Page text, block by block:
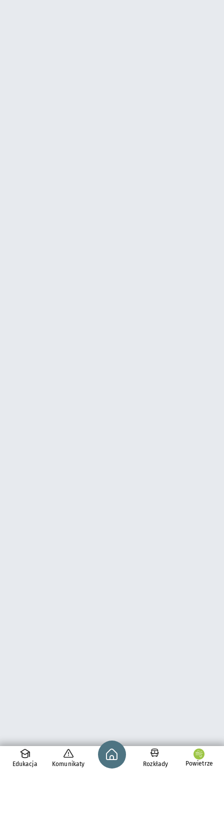
Edukacja Komunikaty
Strona główna - wroclaw.pl
Rozkłady Powietrze